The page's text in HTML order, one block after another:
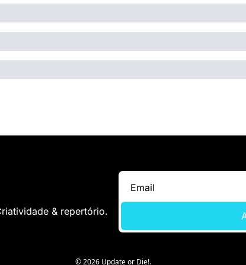
& repertório.
© 2026 Update or Die!.